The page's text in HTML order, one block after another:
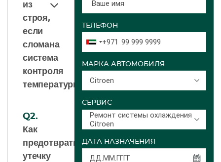
из
строя,
если
сломана
система
контроля
температуры?
Q2.
Как
предотвратить
утечку
ТЕЛЕФОН
+971
МАРКА АВТОМОБИЛЯ
Citroen
СЕРВИС
Ремонт системы охлаждения
Citroen
ДАТА НАЗНАЧЕНИЯ